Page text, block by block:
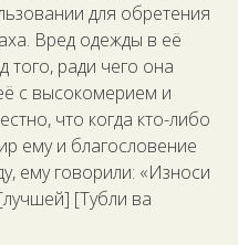
для обретения
Вред одежды в её
ради чего она
с высокомерием и
что когда кто-либо
ему и благословение
ему говорили: «Износи
[Тубли ва